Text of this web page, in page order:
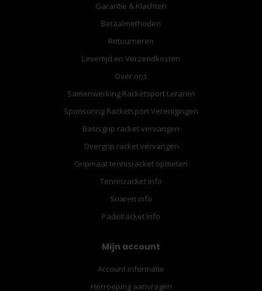
Garantie & Klachten
Betaalmethoden
Retourneren
Levertijd en Verzendkosten
Over ons
Samenwerking Racketsport Leraren
Sponsoring Racketsport Verenigingen
Basisgrip racket vervangen
Overgrip racket vervangen
Gripmaat tennisracket opmeten
Tennisracket info
Snaren info
Padelracket Info
Mijn account
Account informatie
Herroeping aanvragen